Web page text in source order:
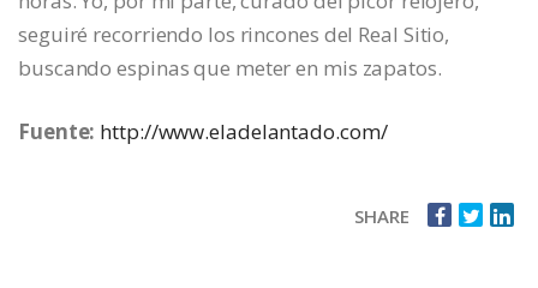
seguiré recorriendo los rincones del Real Sitio,
buscando espinas que meter en mis zapatos.
Fuente: http://www.eladelantado.com/
SHARE